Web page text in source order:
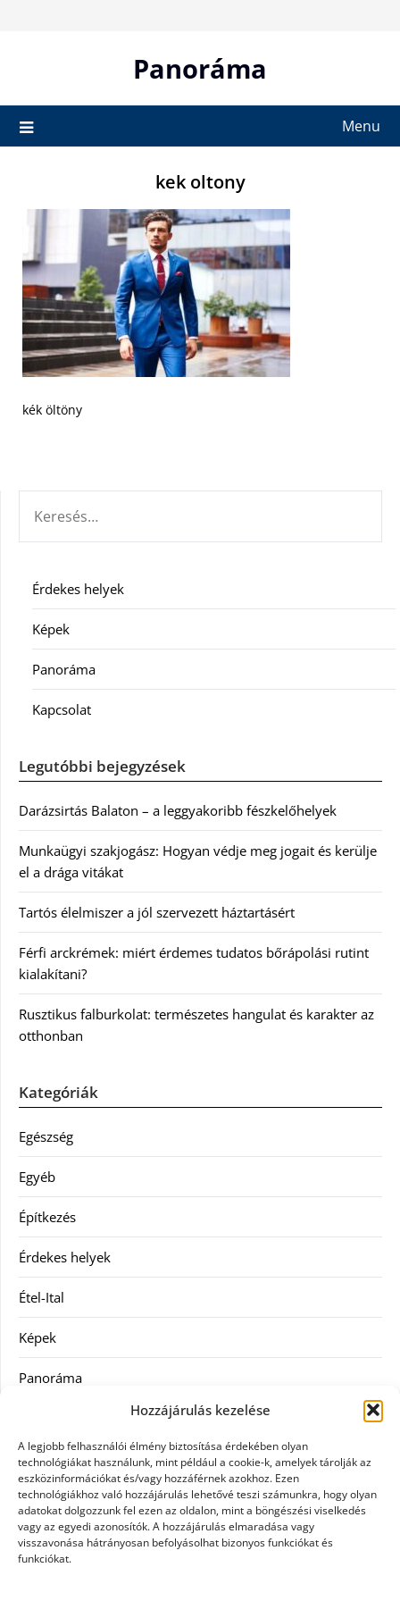
Hozzájárulás kezelése
A legjobb felhasználói élmény biztosítása érdekében olyan
technológiákat használunk, mint például a cookie-k, amelyek tárolják az
eszközinformációkat és/vagy hozzáférnek azokhoz. Ezen
technológiákhoz való hozzájárulás lehetővé teszi számunkra, hogy olyan
adatokat dolgozzunk fel ezen az oldalon, mint a böngészési viselkedés
vagy az egyedi azonosítók. A hozzájárulás elmaradása vagy
visszavonása hátrányosan befolyásolhat bizonyos funkciókat és
funkciókat.
Panoráma
Menu
kek oltony
kék öltöny
Érdekes helyek
Képek
Panoráma
Kapcsolat
Legutóbbi bejegyzések
Darázsirtás Balaton – a leggyakoribb fészkelőhelyek
Munkaügyi szakjogász: Hogyan védje meg jogait és kerülje
el a drága vitákat
Tartós élelmiszer a jól szervezett háztartásért
Férfi arckrémek: miért érdemes tudatos bőrápolási rutint
kialakítani?
Rusztikus falburkolat: természetes hangulat és karakter az
otthonban
Kategóriák
Egészség
Egyéb
Építkezés
Érdekes helyek
Étel-Ital
Képek
Panoráma
Szolgáltatás
Vásárlás
Webáruházak